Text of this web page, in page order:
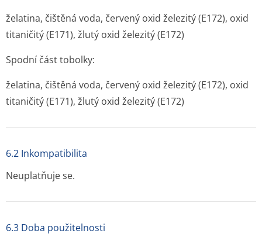
želatina, čištěná voda, červený oxid železitý (E172), oxid
titaničitý (E171), žlutý oxid železitý (E172)
Spodní část tobolky:
želatina, čištěná voda, červený oxid železitý (E172), oxid
titaničitý (E171), žlutý oxid železitý (E172)
6.2 Inkompatibilita
Neuplatňuje se.
6.3 Doba použitelnosti